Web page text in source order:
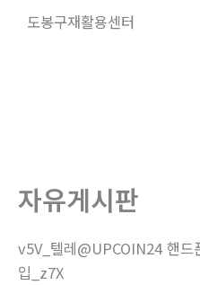
도봉구재활용센터
자유게시판
v5V_텔레@UPCOIN24 핸드
입_z7X